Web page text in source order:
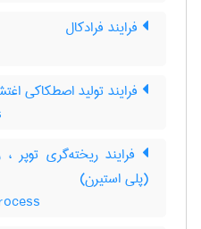
فرایند فرادکال
فرایند تولید اصطکاکی
فرایند ریخته‌گری توپر
(پلی استیرن)